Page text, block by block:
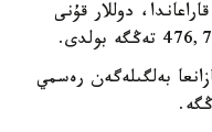
دوللار قۇنى
ۇلتتىق بانكتىڭ 11-قازانعا بەلگىلەگەن رەسمي